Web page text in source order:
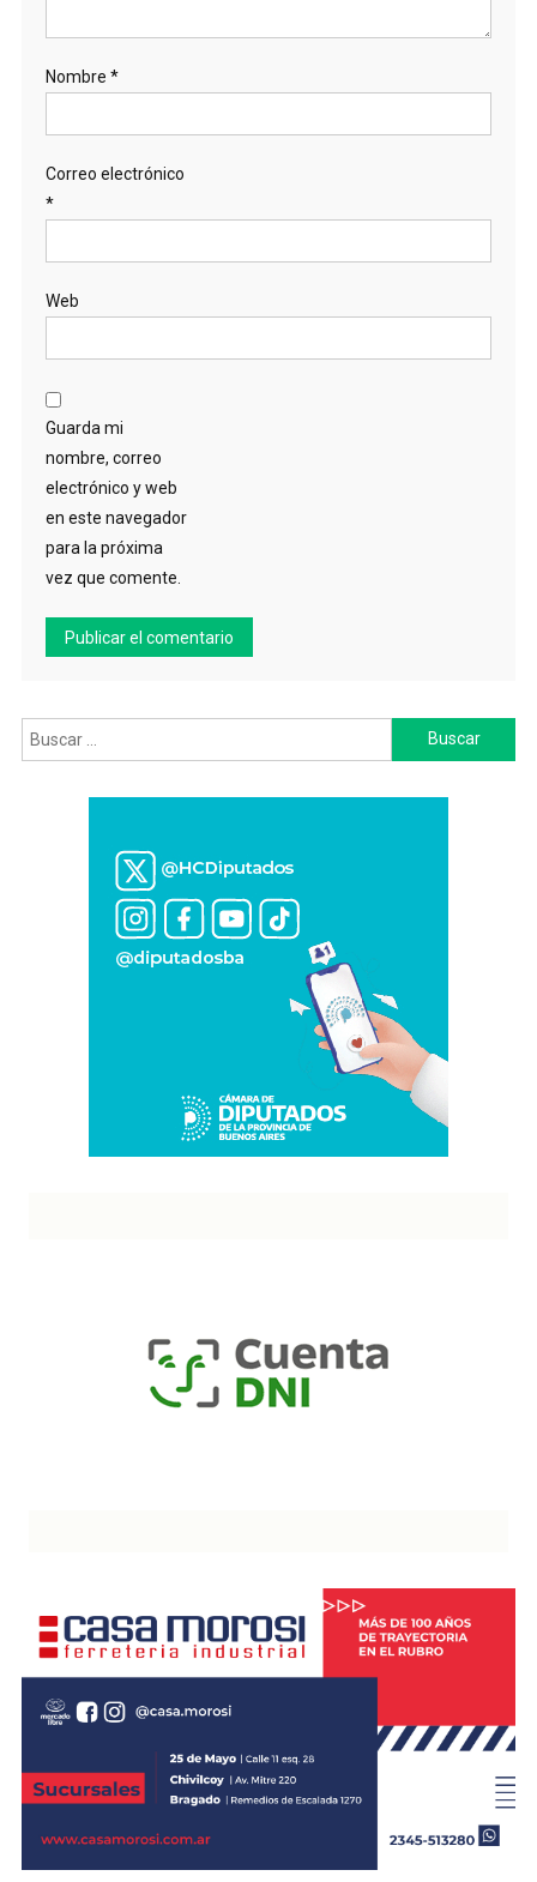
Nombre *
Correo electrónico
*
Web
Guarda mi
nombre, correo
electrónico y web
en este navegador
para la próxima
vez que comente.
Buscar: